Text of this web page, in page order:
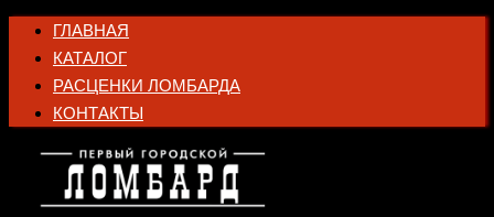
Перейти
содержимому
ГЛАВНАЯ
КАТАЛОГ
РАСЦЕНКИ ЛОМБАРДА
КОНТАКТЫ